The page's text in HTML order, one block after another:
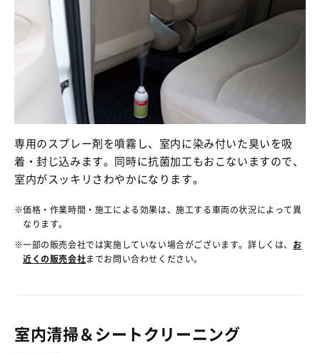
専用のスプレー剤を噴霧し、室内に染み付いた臭いを吸
着・封じ込みます。同時に抗菌加工もおこないますので、
室内がスッキリさわやかになります。
価格・作業時間・施工による効果は、施工する車両の状況によって異
なります。
一部の販売会社では実施していない場合がございます。詳しくは、 お
近くの販売会社までお問い合わせください。
室内清掃＆シートクリーニング